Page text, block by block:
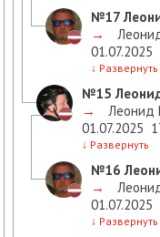
№17
→
01.07.2025
↓ Развернуть
№15
→
Леонид
01.07.2025
↓ Развернуть
№16
→
01.07.2025
↓ Развернуть